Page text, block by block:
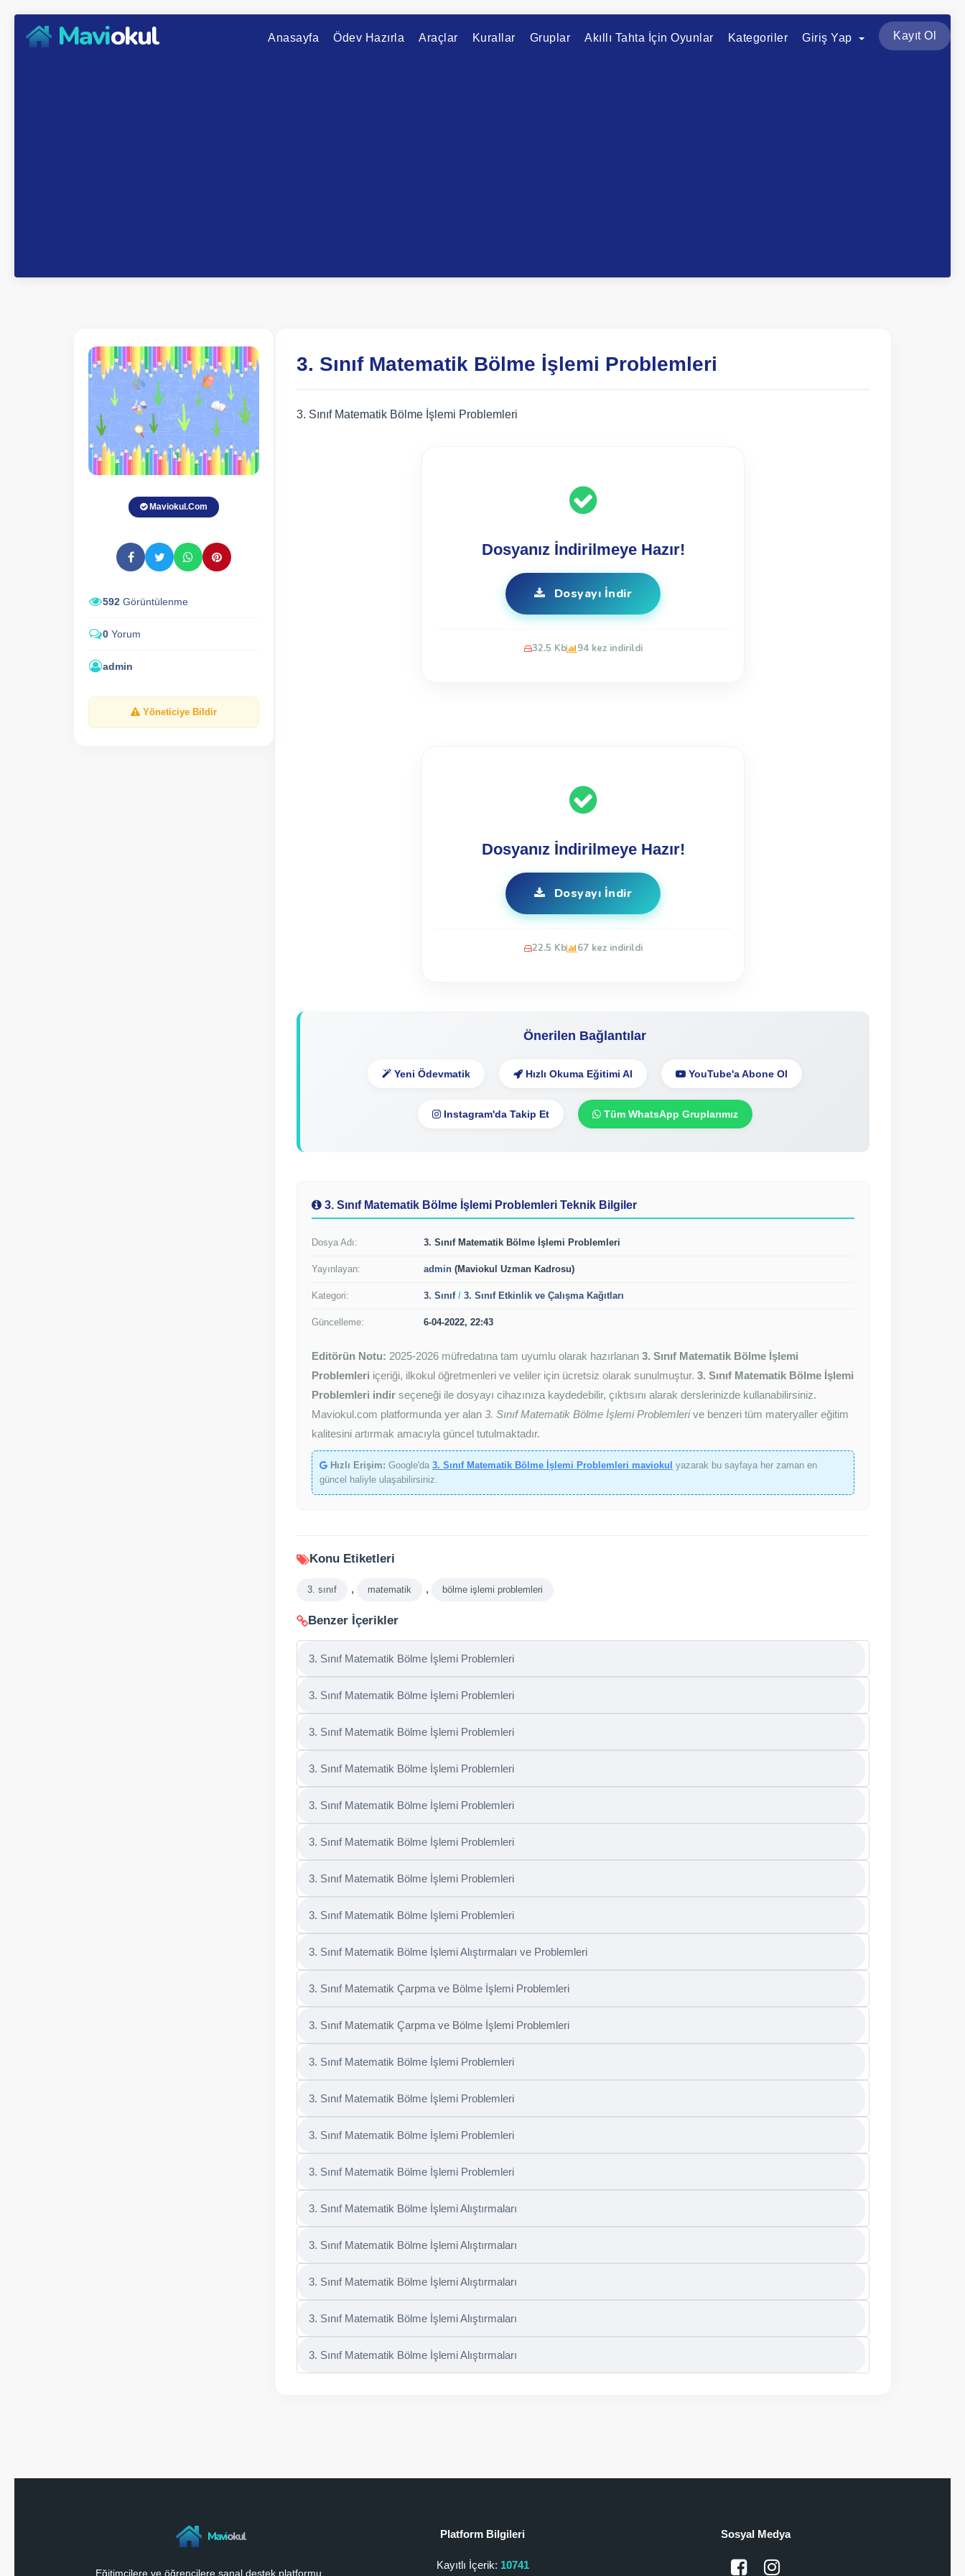
Maviokul Anasayfa Ödev Hazırla Araçlar Kurallar Gruplar Akıllı Tahta İçin Oyunlar Kategoriler Giriş Yap Kayıt Ol
Maviokul.Com
592 Görüntülenme
0 Yorum
admin
Yöneticiye Bildir
3. Sınıf Matematik Bölme İşlemi Problemleri
3. Sınıf Matematik Bölme İşlemi Problemleri
Dosyanız İndirilmeye Hazır!
Dosyayı İndir
32.5 Kb 94 kez indirildi
Dosyanız İndirilmeye Hazır!
Dosyayı İndir
22.5 Kb 67 kez indirildi
Önerilen Bağlantılar
Yeni Ödevmatik Hızlı Okuma Eğitimi Al YouTube'a Abone Ol
Instagram'da Takip Et Tüm WhatsApp Gruplarımız
3. Sınıf Matematik Bölme İşlemi Problemleri Teknik Bilgiler
Dosya Adı: 3. Sınıf Matematik Bölme İşlemi Problemleri
Yayınlayan: admin (Maviokul Uzman Kadrosu)
Kategori: 3. Sınıf/ 3. Sınıf Etkinlik ve Çalışma Kağıtları
Güncelleme: 6-04-2022, 22:43
Editörün Notu: 2025-2026 müfredatına tam uyumlu olarak hazırlanan 3. Sınıf Matematik Bölme İşlemi
Problemleri içeriği, ilkokul öğretmenleri ve veliler için ücretsiz olarak sunulmuştur. 3. Sınıf Matematik Bölme İşlemi
Problemleri indir seçeneği ile dosyayı cihazınıza kaydedebilir, çıktısını alarak derslerinizde kullanabilirsiniz.
Maviokul.com platformunda yer alan 3. Sınıf Matematik Bölme İşlemi Problemlerive benzeri tüm materyaller eğitim
kalitesini artırmak amacıyla güncel tutulmaktadır.
Hızlı Erişim: Google'da 3. Sınıf Matematik Bölme İşlemi Problemleri maviokul yazarak bu sayfaya her zaman en
güncel haliyle ulaşabilirsiniz.
Konu Etiketleri
3. sınıf , matematik , bölme işlemi problemleri
Benzer İçerikler
3. Sınıf Matematik Bölme İşlemi Problemleri
3. Sınıf Matematik Bölme İşlemi Problemleri
3. Sınıf Matematik Bölme İşlemi Problemleri
3. Sınıf Matematik Bölme İşlemi Problemleri
3. Sınıf Matematik Bölme İşlemi Problemleri
3. Sınıf Matematik Bölme İşlemi Problemleri
3. Sınıf Matematik Bölme İşlemi Problemleri
3. Sınıf Matematik Bölme İşlemi Problemleri
3. Sınıf Matematik Bölme İşlemi Alıştırmaları ve Problemleri
3. Sınıf Matematik Çarpma ve Bölme İşlemi Problemleri
3. Sınıf Matematik Çarpma ve Bölme İşlemi Problemleri
3. Sınıf Matematik Bölme İşlemi Problemleri
3. Sınıf Matematik Bölme İşlemi Problemleri
3. Sınıf Matematik Bölme İşlemi Problemleri
3. Sınıf Matematik Bölme İşlemi Problemleri
3. Sınıf Matematik Bölme İşlemi Alıştırmaları
3. Sınıf Matematik Bölme İşlemi Alıştırmaları
3. Sınıf Matematik Bölme İşlemi Alıştırmaları
3. Sınıf Matematik Bölme İşlemi Alıştırmaları
3. Sınıf Matematik Bölme İşlemi Alıştırmaları
Maviokul
Eğitimcilere ve öğrencilere sanal destek platformu.
Platform Bilgileri
Kayıtlı İçerik: 10741
Sosyal Medya